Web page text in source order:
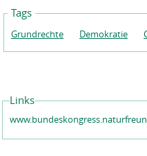
Tags
Grundrechte Demokratie
Links